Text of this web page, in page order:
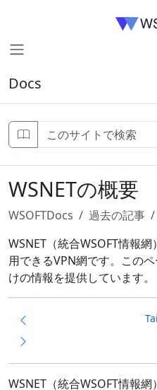
Docs
WSNETの概要
WSOFTDocs 過去の記事
WSNET（統合WSOFT情報
用できるVPN網です。この
けの情報を提供しています。
WSNET（統合WSOFT情報